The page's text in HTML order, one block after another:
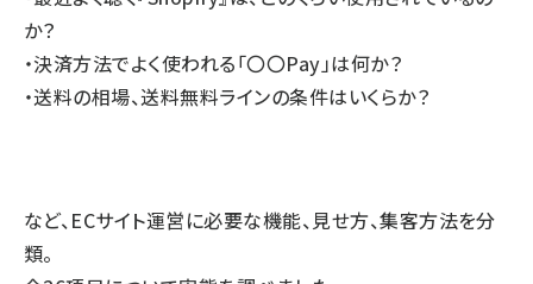
か？
・決済方法でよく使われる「〇〇Pay」は何か？
・送料の相場、送料無料ラインの条件はいくらか？
など、ECサイト運営に必要な機能、見せ方、集客方法を分
類。